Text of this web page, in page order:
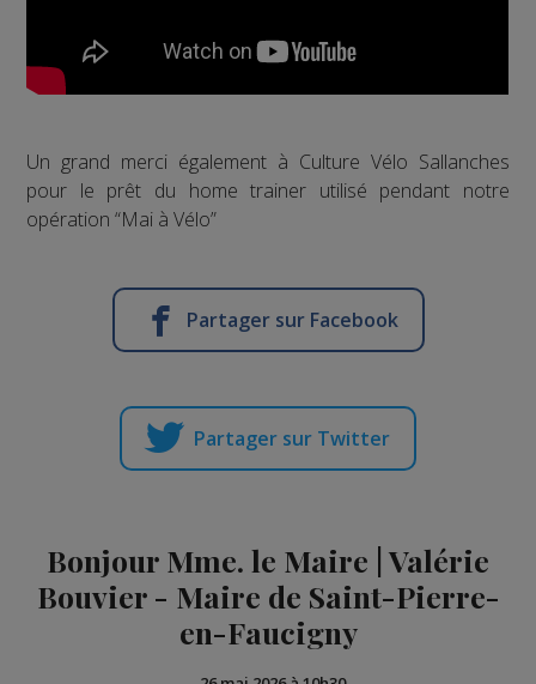
Un grand merci également à Culture Vélo Sallanches
pour le prêt du home trainer utilisé pendant notre
opération “Mai à Vélo”
Partager sur Facebook
Partager sur Twitter
Bonjour Mme. le Maire | Valérie
Bouvier - Maire de Saint-Pierre-
en-Faucigny